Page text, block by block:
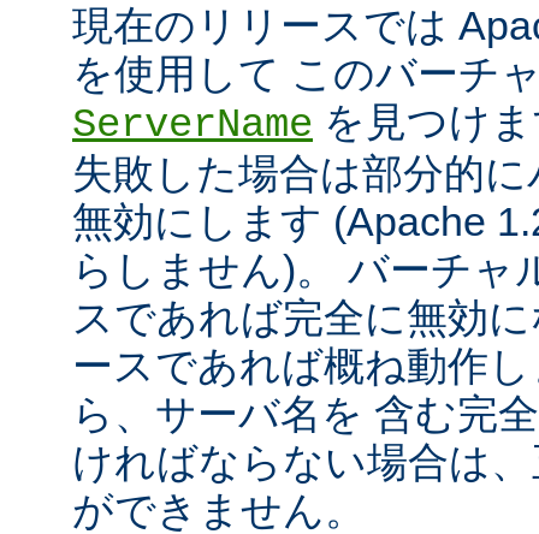
現在のリリースでは
を使用して このバーチ
ServerName を見つけ
失敗した場合は部分的
無効にします (Apache
らしません)。 バーチャ
スであれば完全に無効
ースであれば概ね動作
ら、サーバ名を 含む完
ければならない場合は
ができません。